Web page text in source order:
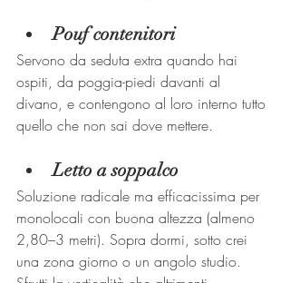
Pouf contenitori
Servono da seduta extra quando hai
ospiti, da poggia-piedi davanti al
divano, e contengono al loro interno tutto
quello che non sai dove mettere.
Letto a soppalco
Soluzione radicale ma efficacissima per
monolocali con buona altezza (almeno
2,80–3 metri). Sopra dormi, sotto crei
una zona giorno o un angolo studio.